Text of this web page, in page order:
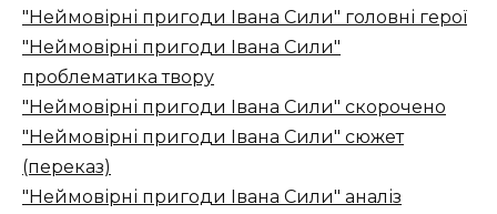
"Неймовірні пригоди Івана Сили" головні герої
"Неймовірні пригоди Івана Сили"
проблематика твору
"Неймовірні пригоди Івана Сили" скорочено
"Неймовірні пригоди Івана Сили" сюжет
(переказ)
"Неймовірні пригоди Івана Сили" аналіз